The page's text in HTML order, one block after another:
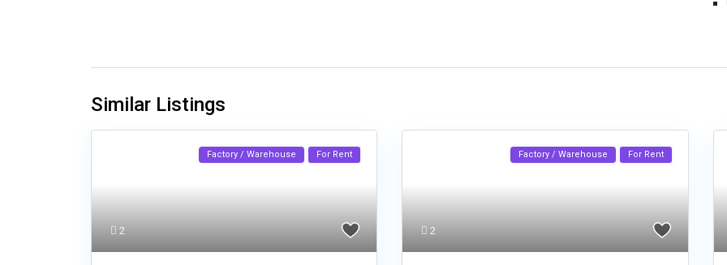
Similar Listings
2
Factory / Warehouse For Rent
2
Factory / Warehouse For Rent